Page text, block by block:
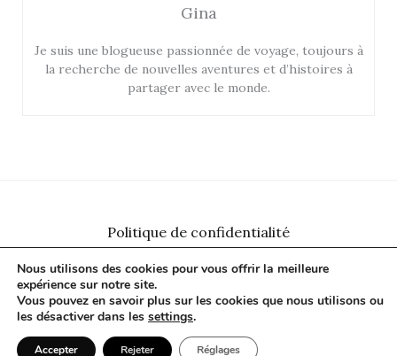
Gina
Je suis une blogueuse passionnée de voyage, toujours à
la recherche de nouvelles aventures et d’histoires à
partager avec le monde.
Politique de confidentialité
Contact
Copyright © 2026 siamorientalgroup.com
Nous utilisons des cookies pour vous offrir la meilleure
expérience sur notre site.
Vous pouvez en savoir plus sur les cookies que nous utilisons ou
les désactiver dans les settings.
Accepter Rejeter Réglages